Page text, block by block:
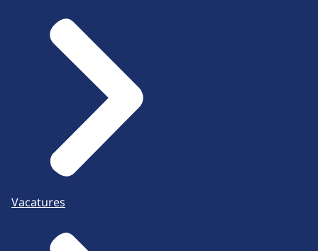
Vacatures